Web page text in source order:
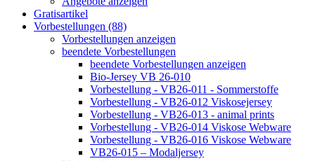
Gratisartikel
Vorbestellungen (88)
Vorbestellungen anzeigen
beendete Vorbestellungen
beendete Vorbestellungen anzeigen
Bio-Jersey VB 26-010
Vorbestellung - VB26-011 - Sommerstoffe
Vorbestellung - VB26-012 Viskosejersey
Vorbestellung - VB26-013 - animal prints
Vorbestellung - VB26-014 Viskose Webware
Vorbestellung - VB26-016 Viskose Webware
VB26-015 – Modaljersey